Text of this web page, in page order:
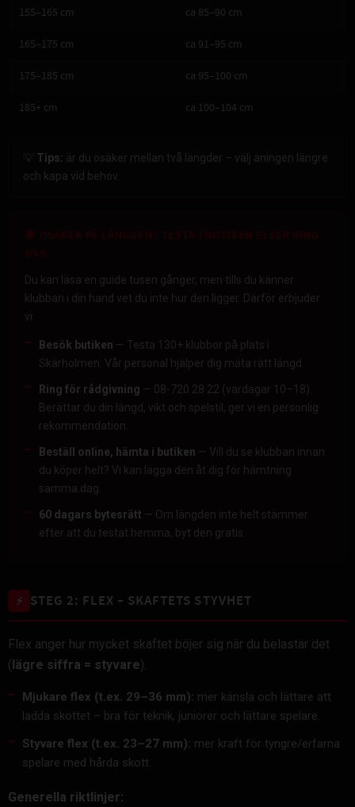
155–165 cm ca 85–90 cm
165–175 cm ca 91–95 cm
175–185 cm ca 95–100 cm
185+ cm ca 100–104 cm
💡 Tips: är du osäker mellan två längder – välj aningen längre
och kapa vid behov.
🎯 OSÄKER PÅ LÄNGDEN? TESTA I BUTIKEN ELLER RING
OSS
Du kan läsa en guide tusen gånger, men tills du känner
klubban i din hand vet du inte hur den ligger. Därför erbjuder
vi:
Besök butiken — Testa 130+ klubbor på plats i
Skärholmen. Vår personal hjälper dig mäta rätt längd.
Ring för rådgivning — 08-720 28 22 (vardagar 10–18).
Berättar du din längd, vikt och spelstil, ger vi en personlig
rekommendation.
Beställ online, hämta i butiken — Vill du se klubban innan
du köper helt? Vi kan lägga den åt dig för hämtning
samma dag.
60 dagars bytesrätt — Om längden inte helt stämmer
efter att du testat hemma, byt den gratis.
⚡ STEG 2: FLEX – SKAFTETS STYVHET
Flex anger hur mycket skaftet böjer sig när du belastar det
(lägre siffra = styvare).
Mjukare flex (t.ex. 29–36 mm): mer känsla och lättare att
ladda skottet – bra för teknik, juniorer och lättare spelare.
Styvare flex (t.ex. 23–27 mm): mer kraft för tyngre/erfarna
spelare med hårda skott.
Generella riktlinjer: